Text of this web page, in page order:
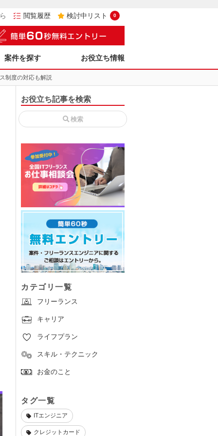
閲覧履歴 検討中リスト 0
案件を探す お役立ち情報
制度の対応も解説
お役立ち記事を検索
カテゴリ一覧
フリーランス
キャリア
ライフプラン
スキル・テクニック
お金のこと
タグ一覧
ITエンジニア
クレジットカード